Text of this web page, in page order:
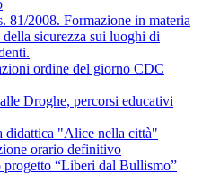
81/2008. Formazione in materia
sicurezza sui luoghi di
ordine del giorno CDC
Droghe, percorsi educativi
didattica "Alice nella città"
orario definitivo
“Liberi dal Bullismo”